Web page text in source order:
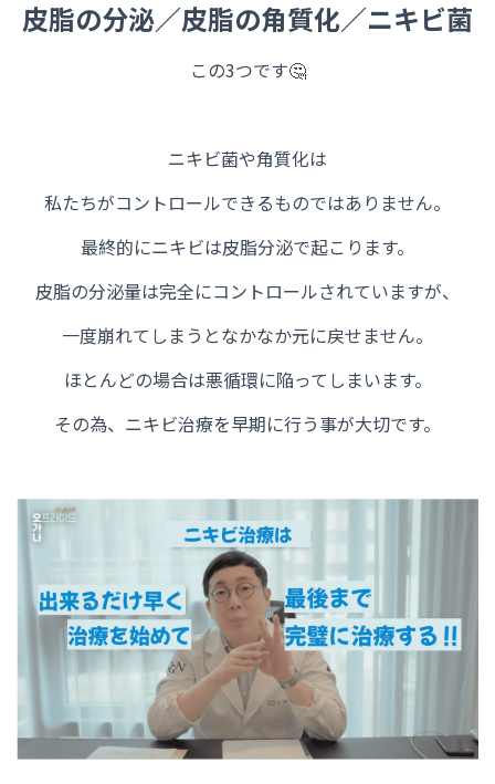
皮脂の分泌／皮脂の角質化／ニキビ菌
この3つです🤔
ニキビ菌や角質化は
私たちがコントロールできるものではありません。
最終的にニキビは皮脂分泌で起こります。
皮脂の分泌量は完全にコントロールされていますが、
一度崩れてしまうとなかなか元に戻せません。
ほとんどの場合は悪循環に陥ってしまいます。
その為、ニキビ治療を早期に行う事が大切です。